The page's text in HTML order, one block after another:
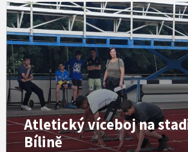
Atletický víceboj na
Bílině
O
p
e
n
G
a
l
l
e
r
y